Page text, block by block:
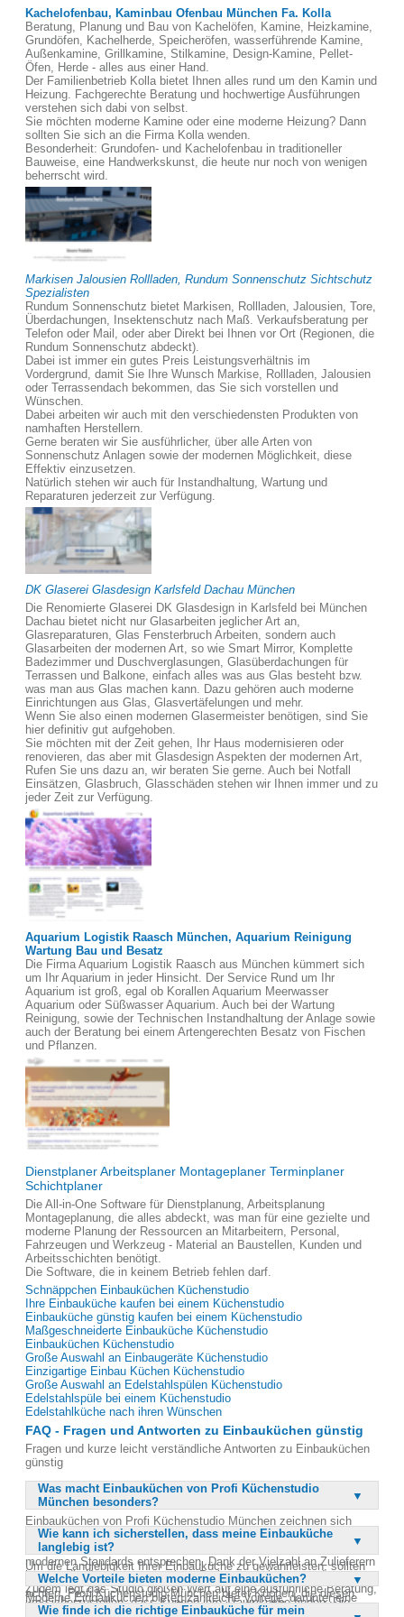
Kachelofenbau, Kaminbau Ofenbau München Fa. Kolla
Beratung, Planung und Bau von Kachelöfen, Kamine, Heizkamine,
Grundöfen, Kachelherde, Speicheröfen, wasserführende Kamine,
Außenkamine, Grillkamine, Stilkamine, Design-Kamine, Pellet-
Öfen, Herde - alles aus einer Hand.
Der Familienbetrieb Kolla bietet Ihnen alles rund um den Kamin und
Heizung. Fachgerechte Beratung und hochwertige Ausführungen
verstehen sich dabi von selbst.
Sie möchten moderne Kamine oder eine moderne Heizung? Dann
sollten Sie sich an die Firma Kolla wenden.
Besonderheit: Grundofen- und Kachelofenbau in traditioneller
Bauweise, eine Handwerkskunst, die heute nur noch von wenigen
beherrscht wird.
Markisen Jalousien Rollladen, Rundum Sonnenschutz Sichtschutz
Spezialisten
Rundum Sonnenschutz bietet Markisen, Rollladen, Jalousien, Tore,
Überdachungen, Insektenschutz nach Maß. Verkaufsberatung per
Telefon oder Mail, oder aber Direkt bei Ihnen vor Ort (Regionen, die
Rundum Sonnenschutz abdeckt).
Dabei ist immer ein gutes Preis Leistungsverhältnis im
Vordergrund, damit Sie Ihre Wunsch Markise, Rollladen, Jalousien
oder Terrassendach bekommen, das Sie sich vorstellen und
Wünschen.
Dabei arbeiten wir auch mit den verschiedensten Produkten von
namhaften Herstellern.
Gerne beraten wir Sie ausführlicher, über alle Arten von
Sonnenschutz Anlagen sowie der modernen Möglichkeit, diese
Effektiv einzusetzen.
Natürlich stehen wir auch für Instandhaltung, Wartung und
Reparaturen jederzeit zur Verfügung.
DK Glaserei Glasdesign Karlsfeld Dachau München
Die Renomierte Glaserei DK Glasdesign in Karlsfeld bei München
Dachau bietet nicht nur Glasarbeiten jeglicher Art an,
Glasreparaturen, Glas Fensterbruch Arbeiten, sondern auch
Glasarbeiten der modernen Art, so wie Smart Mirror, Komplette
Badezimmer und Duschverglasungen, Glasüberdachungen für
Terrassen und Balkone, einfach alles was aus Glas besteht bzw.
was man aus Glas machen kann. Dazu gehören auch moderne
Einrichtungen aus Glas, Glasvertäfelungen und mehr.
Wenn Sie also einen modernen Glasermeister benötigen, sind Sie
hier definitiv gut aufgehoben.
Sie möchten mit der Zeit gehen, Ihr Haus modernisieren oder
renovieren, das aber mit Glasdesign Aspekten der modernen Art,
Rufen Sie uns dazu an, wir beraten Sie gerne. Auch bei Notfall
Einsätzen, Glasbruch, Glasschäden stehen wir Ihnen immer und zu
jeder Zeit zur Verfügung.
Aquarium Logistik Raasch München, Aquarium Reinigung
Wartung Bau und Besatz
Die Firma Aquarium Logistik Raasch aus München kümmert sich
um Ihr Aquarium in jeder Hinsicht. Der Service Rund um Ihr
Aquarium ist groß, egal ob Korallen Aquarium Meerwasser
Aquarium oder Süßwasser Aquarium. Auch bei der Wartung
Reinigung, sowie der Technischen Instandhaltung der Anlage sowie
auch der Beratung bei einem Artengerechten Besatz von Fischen
und Pflanzen.
Dienstplaner Arbeitsplaner Montageplaner Terminplaner
Schichtplaner
Die All-in-One Software für Dienstplanung, Arbeitsplanung
Montageplanung, die alles abdeckt, was man für eine gezielte und
moderne Planung der Ressourcen an Mitarbeitern, Personal,
Fahrzeugen und Werkzeug - Material an Baustellen, Kunden und
Arbeitsschichten benötigt.
Die Software, die in keinem Betrieb fehlen darf.
Schnäppchen Einbauküchen Küchenstudio
Ihre Einbauküche kaufen bei einem Küchenstudio
Einbauküche günstig kaufen bei einem Küchenstudio
Maßgeschneiderte Einbauküche Küchenstudio
Einbauküchen Küchenstudio
Große Auswahl an Einbaugeräte Küchenstudio
Einzigartige Einbau Küchen Küchenstudio
Große Auswahl an Edelstahlspülen Küchenstudio
Edelstahlspüle bei einem Küchenstudio
Edelstahlküche nach ihren Wünschen
FAQ - Fragen und Antworten zu Einbauküchen günstig
Fragen und kurze leicht verständliche Antworten zu Einbauküchen
günstig
Was macht Einbauküchen von Profi Küchenstudio
München besonders?
Einbauküchen von Profi Küchenstudio München zeichnen sich
durch ihre hohe Qualität, Langlebigkeit und Energieeffizienz aus.
Das Studio bietet eine große Auswahl an Küchen, die den
modernen Standards entsprechen. Dank der Vielzahl an Zulieferern
können die Küchen zu günstigen Preisen angeboten werden.
Zudem legt das Studio großen Wert auf eine ausführliche Beratung,
um sicherzustellen, dass Kunden ihre Traumküche finden. Die
Wie kann ich sicherstellen, dass meine Einbauküche
langlebig ist?
Um die Langlebigkeit Ihrer Einbauküche zu gewährleisten, sollten
Sie auf hochwertige Materialien und eine sorgfältige Verarbeitung
achten. Profi Küchenstudio München bietet Küchen, die diesen
Anforderungen entsprechen. Eine regelmäßige Pflege und Wartung
Welche Vorteile bieten moderne Einbauküchen?
Moderne Einbauküchen bieten zahlreiche Vorteile, darunter eine
effiziente Raumnutzung und ein ansprechendes Design. Sie sind
Wie finde ich die richtige Einbauküche für mein